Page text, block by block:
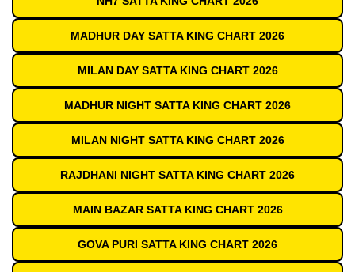
MADHUR DAY SATTA KING CHART 2026
MILAN DAY SATTA KING CHART 2026
MADHUR NIGHT SATTA KING CHART 2026
MILAN NIGHT SATTA KING CHART 2026
RAJDHANI NIGHT SATTA KING CHART 2026
MAIN BAZAR SATTA KING CHART 2026
GOVA PURI SATTA KING CHART 2026